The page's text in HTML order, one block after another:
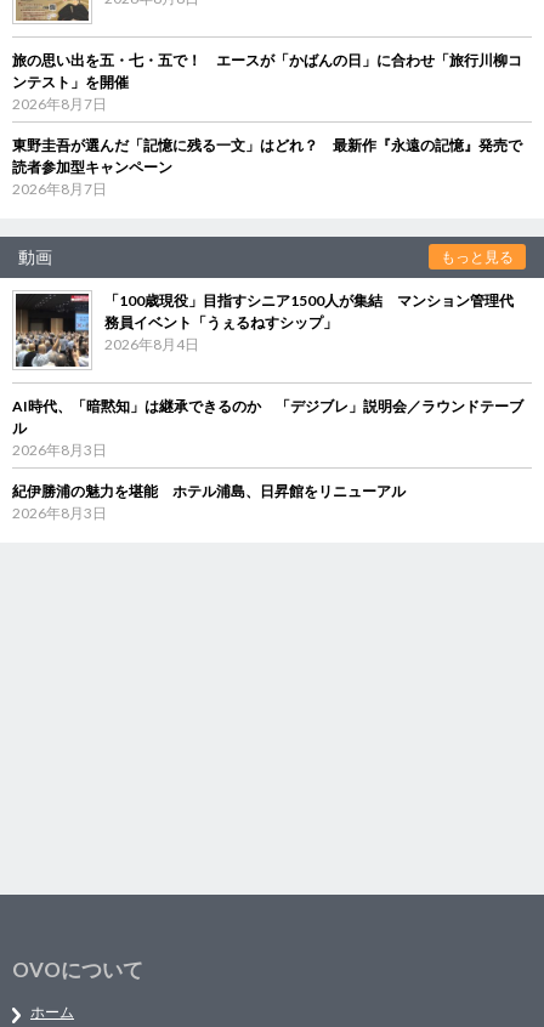
旅の思い出を五・七・五で！ エースが「かばんの日」に合わせ「旅行川柳コ
ンテスト」を開催
2026年8月7日
東野圭吾が選んだ「記憶に残る一文」はどれ？ 最新作『永遠の記憶』発売で
読者参加型キャンペーン
2026年8月7日
動画 もっと見る
「100歳現役」目指すシニア1500人が集結 マンション管理代
務員イベント「うぇるねすシップ」
2026年8月4日
AI時代、「暗黙知」は継承できるのか 「デジブレ」説明会／ラウンドテーブ
ル
2026年8月3日
紀伊勝浦の魅力を堪能 ホテル浦島、日昇館をリニューアル
2026年8月3日
OVOについて
ホーム